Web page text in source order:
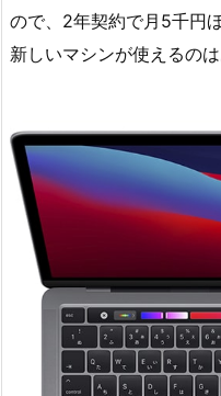
ので、2年契約で月5千円
新しいマシンが使えるの